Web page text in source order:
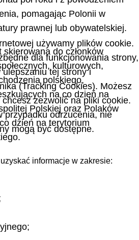
pomagając Polonii w
prawnej lub obywatelskiej.
skierowana do członków
kulturowych,
polskiego,
na co dzień na
Polskiej oraz Polaków
dzień na terytorium
informacje w zakresie:
używamy plików cookie.
dla funkcjonowania strony,
tej strony i
(Tracking Cookies). Możesz
zezwolić na pliki cookie.
przypadku odrzucenia, nie
mogą być dostępne.